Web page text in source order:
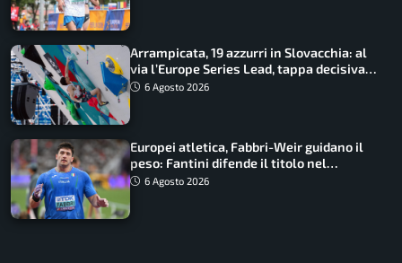
Arrampicata, 19 azzurri in Slovacchia: al
via l’Europe Series Lead, tappa decisiva
per la Speed
6 Agosto 2026
Europei atletica, Fabbri-Weir guidano il
peso: Fantini difende il titolo nel
martello
6 Agosto 2026